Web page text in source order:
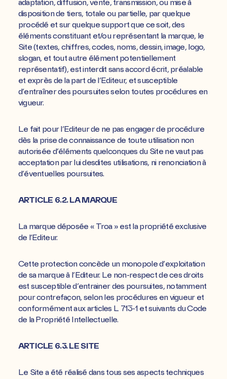
disposition de tiers, totale ou partielle, par quelque
procédé et sur quelque support que ce soit, des
éléments constituant et/ou représentant la marque, le
Site (textes, chiffres, codes, noms, dessin, image, logo,
slogan, et tout autre élément potentiellement
représentatif), est interdit sans accord écrit, préalable
et exprès de la part de l’Editeur, et susceptible
d’entraîner des poursuites selon toutes procédures en
vigueur.
Le fait pour l’Editeur de ne pas engager de procédure
dès la prise de connaissance de toute utilisation non
autorisée d’éléments quelconques du Site ne vaut pas
acceptation par lui desdites utilisations, ni renonciation à
d’éventuelles poursuites.
ARTICLE 6.2. LA MARQUE
La marque déposée « Troa » est la propriété exclusive
de l’Editeur.
Cette protection concède un monopole d’exploitation
de sa marque à l’Editeur. Le non-respect de ces droits
est susceptible d’entrainer des poursuites, notamment
pour contrefaçon, selon les procédures en vigueur et
conformément aux articles L 713-1 et suivants du Code
de la Propriété Intellectuelle.
ARTICLE 6.3. LE SITE
Le Site a été réalisé dans tous ses aspects techniques